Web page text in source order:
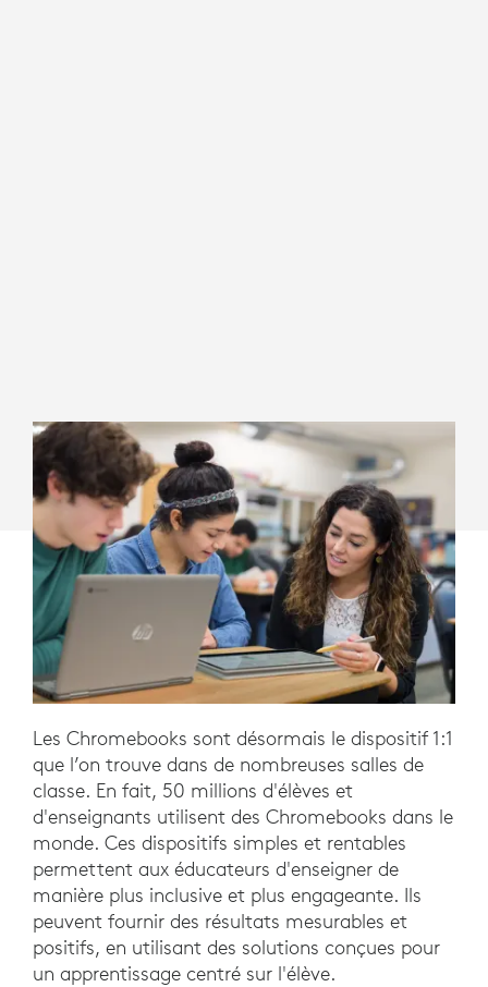
Les Chromebooks sont désormais le dispositif 1:1
que l’on trouve dans de nombreuses salles de
classe. En fait, 50 millions d'élèves et
d'enseignants utilisent des Chromebooks dans le
monde. Ces dispositifs simples et rentables
permettent aux éducateurs d'enseigner de
manière plus inclusive et plus engageante. Ils
peuvent fournir des résultats mesurables et
positifs, en utilisant des solutions conçues pour
un apprentissage centré sur l'élève.